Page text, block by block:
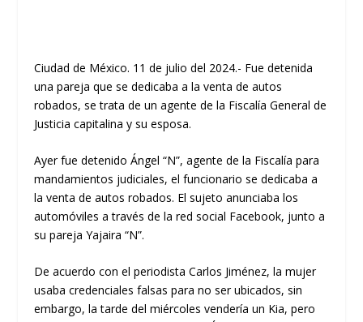
Ciudad de México. 11 de julio del 2024.- Fue detenida
una pareja que se dedicaba a la venta de autos
robados, se trata de un agente de la Fiscalía General de
Justicia capitalina y su esposa.
Ayer fue detenido Ángel “N”, agente de la Fiscalía para
mandamientos judiciales, el funcionario se dedicaba a
la venta de autos robados. El sujeto anunciaba los
automóviles a través de la red social Facebook, junto a
su pareja Yajaira “N”.
De acuerdo con el periodista Carlos Jiménez, la mujer
usaba credenciales falsas para no ser ubicados, sin
embargo, la tarde del miércoles vendería un Kia, pero